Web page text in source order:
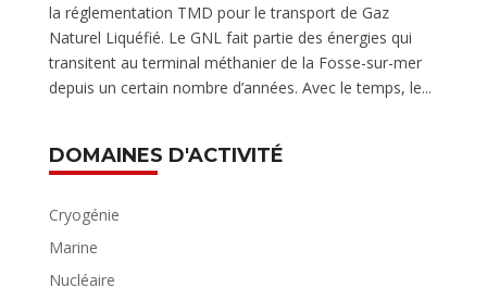
la réglementation TMD pour le transport de Gaz
Naturel Liquéfié. Le GNL fait partie des énergies qui
transitent au terminal méthanier de la Fosse-sur-mer
depuis un certain nombre d’années. Avec le temps, le...
DOMAINES D'ACTIVITÉ
Cryogénie
Marine
Nucléaire